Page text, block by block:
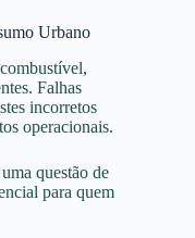
Urbano
Falhas
incorretos
operacionais.
questão de
para quem